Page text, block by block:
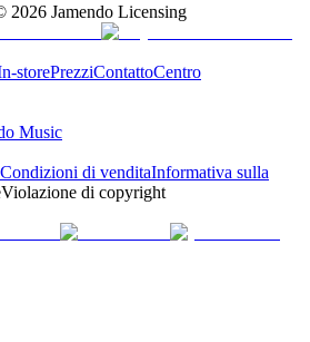
2026 Jamendo Licensing
storePrezziContattoCentro
Music
Condizioni di venditaInformativa sulla
Violazione di copyright